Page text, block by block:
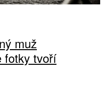
muž
fotky tvoří